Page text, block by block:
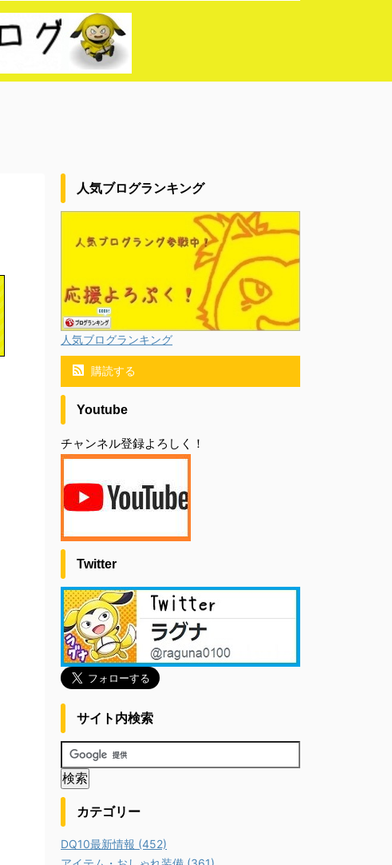
人気ブログランキング
人気ブログランキング
購読する
Youtube
チャンネル登録よろしく！
Twitter
サイト内検索
カテゴリー
DQ10最新情報 (452)